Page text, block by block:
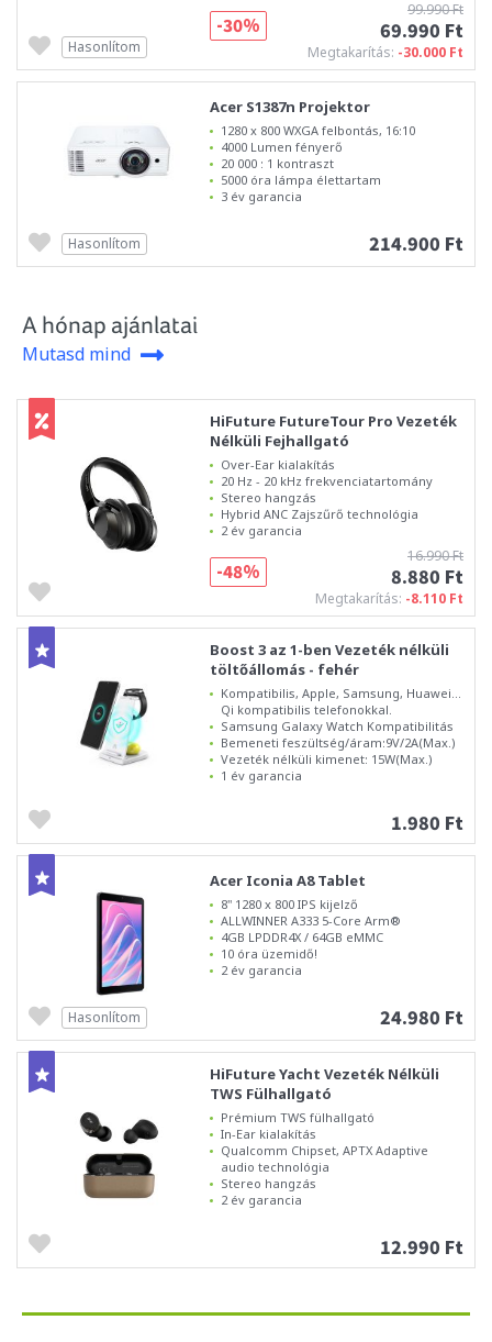
99.990 Ft
69.990 Ft
Megtakarítás: -30.000 Ft
-30%
Hasonlítom
Acer S1387n Projektor
1280 x 800 WXGA felbontás, 16:10
4000 Lumen fényerő
20 000 : 1 kontraszt
5000 óra lámpa élettartam
3 év garancia
214.900 Ft
Hasonlítom
A hónap ajánlatai
Mutasd mind
HiFuture FutureTour Pro Vezeték
Nélküli Fejhallgató
Over-Ear kialakítás
20 Hz - 20 kHz frekvenciatartomány
Stereo hangzás
Hybrid ANC Zajszűrő technológia
2 év garancia
16.990 Ft
8.880 Ft
Megtakarítás: -8.110 Ft
-48%
Boost 3 az 1-ben Vezeték nélküli
töltőállomás - fehér
Kompatibilis, Apple, Samsung, Huawei...
Qi kompatibilis telefonokkal.
Samsung Galaxy Watch Kompatibilitás
Bemeneti feszültség/áram:9V/2A(Max.)
Vezeték nélküli kimenet: 15W(Max.)
1 év garancia
1.980 Ft
Acer Iconia A8 Tablet
8" 1280 x 800 IPS kijelző
ALLWINNER A333 5-Core Arm®
4GB LPDDR4X / 64GB eMMC
10 óra üzemidő!
2 év garancia
24.980 Ft
Hasonlítom
HiFuture Yacht Vezeték Nélküli
TWS Fülhallgató
Prémium TWS fülhallgató
In-Ear kialakítás
Qualcomm Chipset, APTX Adaptive
audio technológia
Stereo hangzás
2 év garancia
12.990 Ft